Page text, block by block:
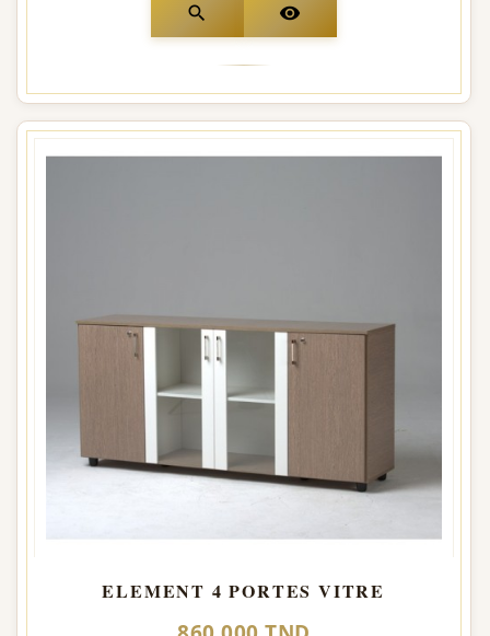
search visibility
ELEMENT 4 PORTES VITRE